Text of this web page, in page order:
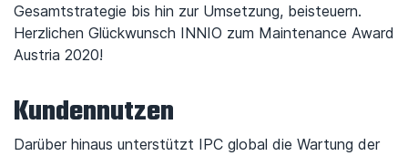
Gesamtstrategie bis hin zur Umsetzung, beisteuern.
Herzlichen Glückwunsch INNIO zum Maintenance Award
Austria 2020!
Kundennutzen
Darüber hinaus unterstützt IPC global die Wartung der